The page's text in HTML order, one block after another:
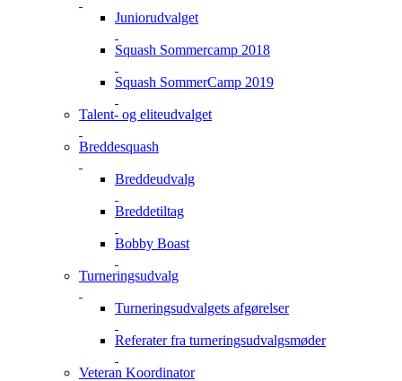
Juniorudvalget
Squash Sommercamp 2018
Squash SommerCamp 2019
Talent- og eliteudvalget
Breddesquash
Breddeudvalg
Breddetiltag
Bobby Boast
Turneringsudvalg
Turneringsudvalgets afgørelser
Referater fra turneringsudvalgsmøder
Veteran Koordinator